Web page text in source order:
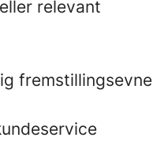
relevant
fremstillingsevne